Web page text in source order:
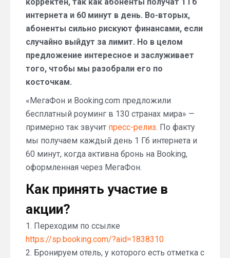
интернета и 60 минут в день. Во-вторых,
абоненты сильно рискуют финансами, если
случайно выйдут за лимит. Но в целом
предложение интересное и заслуживает
того, чтобы мы разобрали его по
косточкам.
«МегаФон и Booking.com предложили
бесплатный роуминг в 130 странах мира» —
примерно так звучит пресс-релиз. По факту
мы получаем каждый день 1 Гб интернета и
60 минут, когда активна бронь на Booking,
оформленная через МегаФон.
Как принять участие в
акции?
1. Переходим по ссылке
https://sp.booking.com/?aid=1838310
2. Бронируем отель, у которого есть отметка с